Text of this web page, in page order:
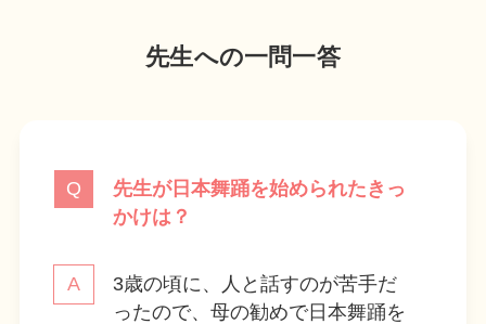
先生への一問一答
先生が日本舞踊を始められたきっ
かけは？
3歳の頃に、人と話すのが苦手だ
ったので、母の勧めで日本舞踊を